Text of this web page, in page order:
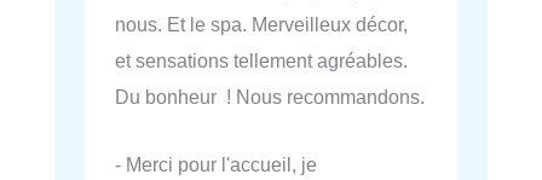
nous. Et le spa. Merveilleux décor,
et sensations tellement agréables.
Du bonheur ! Nous recommandons.
- Merci pour l'accueil, je